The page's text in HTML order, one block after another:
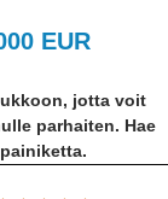
EUR
jotta voit
parhaiten. Hae